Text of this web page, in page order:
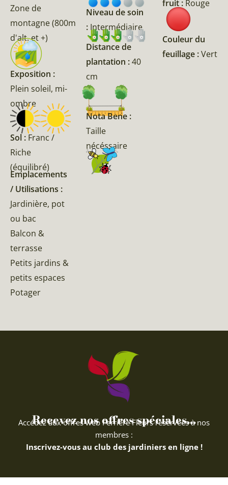
Zone de
montagne (800m
d'alt. et +)
Exposition :
Plein soleil, mi-
ombre
Sol : Franc /
Riche
(équilibré)
Emplacements
/ Utilisations :
Jardinière, pot
ou bac
Balcon &
terrasse
Petits jardins &
petits espaces
Potager
Niveau de soin
: Intermédiaire
Distance de
plantation :40
cm
Nota Bene :
Taille
nécéssaire
fruit : Rouge
Couleur du
feuillage :Vert
Recevez nos offres spéciales...
Accédez aux offres web Ferriere Fleurs réservées à nos
membres :
Inscrivez-vous au club des jardiniers en ligne !